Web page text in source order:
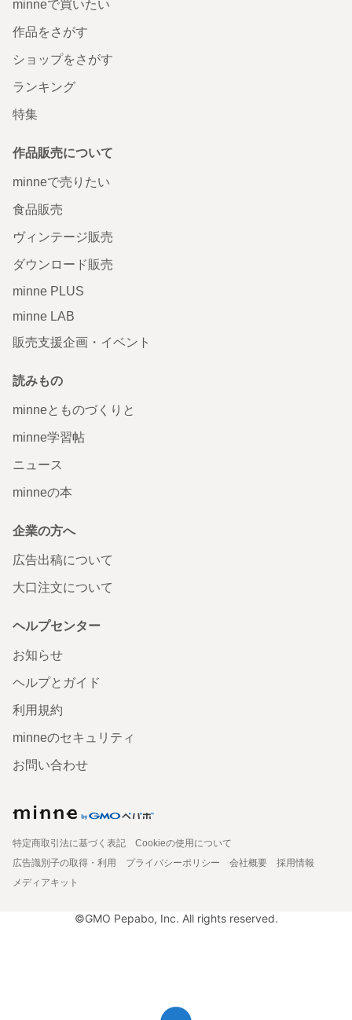
minneで買いたい
作品をさがす
ショップをさがす
ランキング
特集
作品販売について
minneで売りたい
食品販売
ヴィンテージ販売
ダウンロード販売
minne PLUS
minne LAB
販売支援企画・イベント
読みもの
minneとものづくりと
minne学習帖
ニュース
minneの本
企業の方へ
広告出稿について
大口注文について
ヘルプセンター
お知らせ
ヘルプとガイド
利用規約
minneのセキュリティ
お問い合わせ
特定商取引法に基づく表記
Cookieの使用について
広告識別子の取得・利用
プライバシーポリシー 会社概要
採用情報
メディアキット
©GMO Pepabo, Inc. All rights reserved.